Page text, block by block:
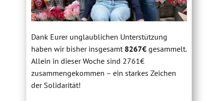
Dank Eurer unglaublichen Unterstützung
haben wir bisher insgesamt 8267€ gesammelt.
Allein in dieser Woche sind 2761€
zusammengekommen – ein starkes Zeichen
der Solidarität!